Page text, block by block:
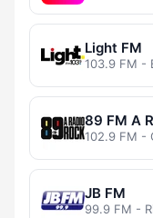
Light FM
103.9 FM -
89 FM A
102.9 FM -
JB FM
99.9 FM -